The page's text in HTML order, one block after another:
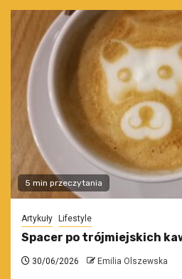
5 min przeczytania
Artykuły Lifestyle
Spacer po trójmiejskich
30/06/2026 Emilia Olszewska